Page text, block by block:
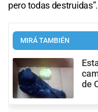
pero todas destruidas”.
MIRÁ TAMBIÉN
de